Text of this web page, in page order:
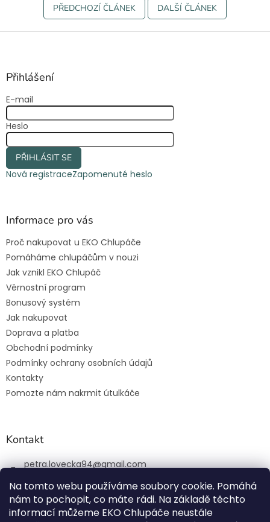
Na tomto webu používáme soubory cookie. Pomáhá
nám to pochopit, co máte rádi. Na základě těchto
informací můžeme EKO Chlupáče neustále
PŘEDCHOZÍ ČLÁNEK DALŠÍ ČLÁNEK
Z
Přihlášení
E-mail
Heslo
PŘIHLÁSIT SE
Nová registraceZapomenuté heslo
Informace pro vás
Proč nakupovat u EKO Chlupáče
Pomáháme chlupáčům v nouzi
Jak vznikl EKO Chlupáč
Věrnostní program
Bonusový systém
Jak nakupovat
Doprava a platba
Obchodní podmínky
Podmínky ochrany osobních údajů
Kontakty
Pomozte nám nakrmit útulkáče
Kontakt
petra.lovecka94@gmail.com
+420 774 131 648
ekochlupac.cz